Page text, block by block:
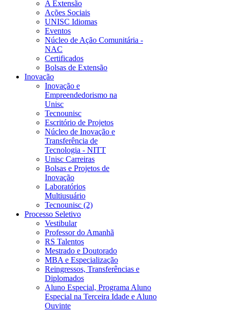
A Extensão
Ações Sociais
UNISC Idiomas
Eventos
Núcleo de Ação Comunitária -
NAC
Certificados
Bolsas de Extensão
Inovação
Inovação e
Empreendedorismo na
Unisc
Tecnounisc
Escritório de Projetos
Núcleo de Inovação e
Transferência de
Tecnologia - NITT
Unisc Carreiras
Bolsas e Projetos de
Inovação
Laboratórios
Multiusuário
Tecnounisc (2)
Processo Seletivo
Vestibular
Professor do Amanhã
RS Talentos
Mestrado e Doutorado
MBA e Especialização
Reingressos, Transferências e
Diplomados
Aluno Especial, Programa Aluno
Especial na Terceira Idade e Aluno
Ouvinte